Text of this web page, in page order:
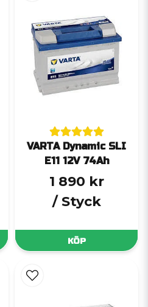
VARTA Dynamic SLI
E11 12V 74Ah
1 890 kr
/ Styck
KÖP